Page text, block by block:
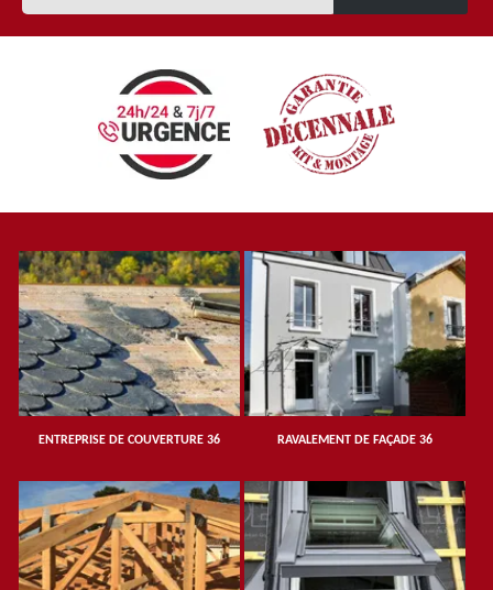
ENTREPRISE DE COUVERTURE 36 RAVALEMENT DE FAÇADE 36